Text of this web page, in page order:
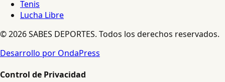
Tenis
Lucha Libre
© 2026 SABES DEPORTES. Todos los derechos reservados.
Desarrollo por OndaPress
Control de Privacidad